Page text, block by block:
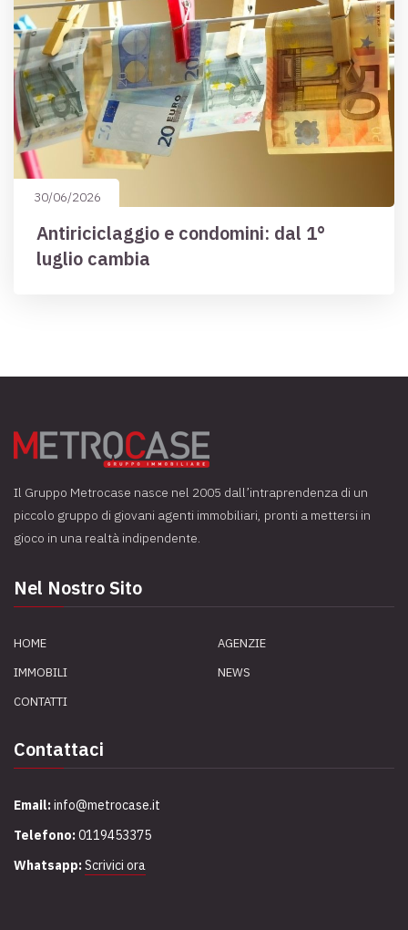
30/06/2026
Antiriciclaggio e condomini: dal 1°
luglio cambia
Il Gruppo Metrocase nasce nel 2005 dall’intraprendenza di un
piccolo gruppo di giovani agenti immobiliari, pronti a mettersi in
gioco in una realtà indipendente.
Nel Nostro Sito
HOME
AGENZIE
IMMOBILI
NEWS
CONTATTI
Contattaci
Email:info@metrocase.it
Telefono:0119453375
Whatsapp:Scrivici ora